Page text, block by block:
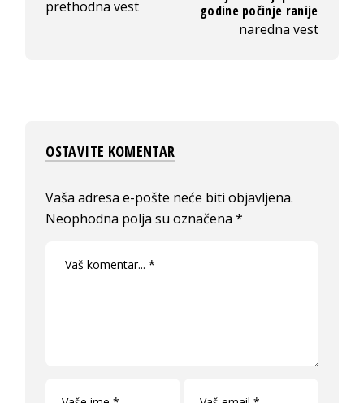
prethodna vest
godine počinje ranije
naredna vest
OSTAVITE KOMENTAR
Vaša adresa e-pošte neće biti objavljena.
Neophodna polja su označena*